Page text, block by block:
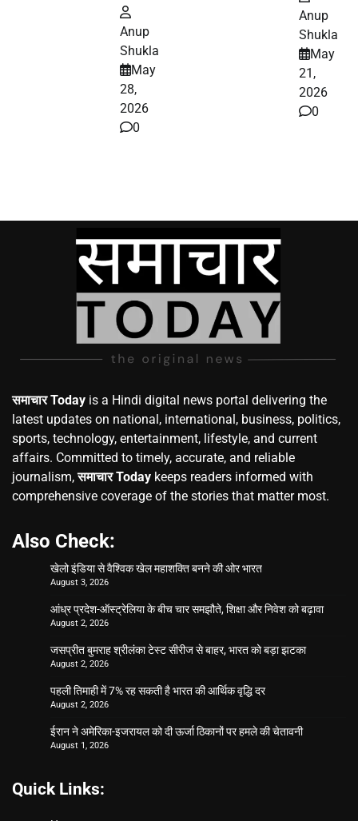
पर हुईं वायरल
Anup
Shukla
May
28,
2026
0
Anup
Shukla
May
21,
2026
0
समाचार Today is a Hindi digital news portal delivering the
latest updates on national, international, business, politics,
sports, technology, entertainment, lifestyle, and current
affairs. Committed to timely, accurate, and reliable
journalism,समाचार Today keeps readers informed with
comprehensive coverage of the stories that matter most.
Also Check:
खेलो इंडिया से वैश्विक खेल महाशक्ति बनने की ओर भारत
August 3, 2026
आंध्र प्रदेश-ऑस्ट्रेलिया के बीच चार समझौते, शिक्षा और निवेश को बढ़ावा
August 2, 2026
जसप्रीत बुमराह श्रीलंका टेस्ट सीरीज से बाहर, भारत को बड़ा झटका
August 2, 2026
पहली तिमाही में 7% रह सकती है भारत की आर्थिक वृद्धि दर
August 2, 2026
ईरान ने अमेरिका-इजरायल को दी ऊर्जा ठिकानों पर हमले की चेतावनी
August 1, 2026
Quick Links: